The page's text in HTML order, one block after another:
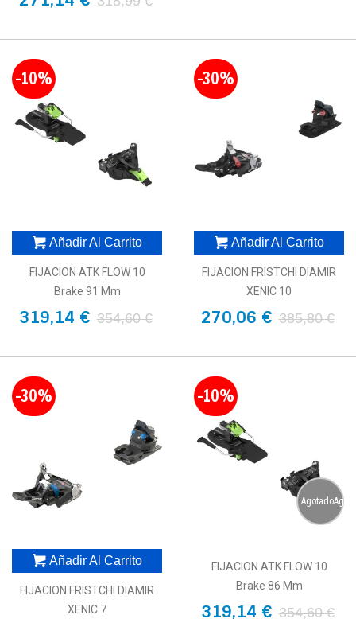
-10%
Añadir Al Carrito
FIJACION ATK FLOW 10
Brake 91 Mm
319,14 € 354,60 €
-30%
Añadir Al Carrito
FIJACION FRISTCHI DIAMIR
XENIC 10
270,06 € 385,80 €
-30%
Añadir Al Carrito
FIJACION FRISTCHI DIAMIR
XENIC 7
-10%
FIJACION ATK FLOW 10
Brake 86 Mm
319,14 € 354,60 €